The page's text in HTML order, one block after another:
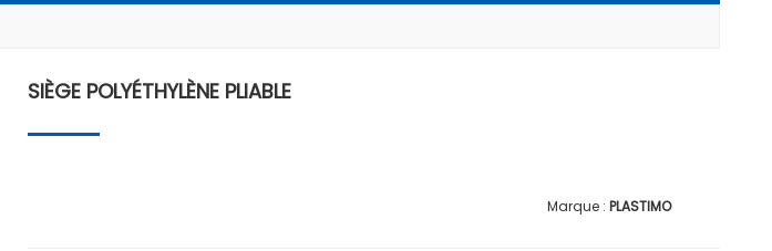
SIÈGE POLYÉTHYLÈNE PLIABLE
PLASTIMO